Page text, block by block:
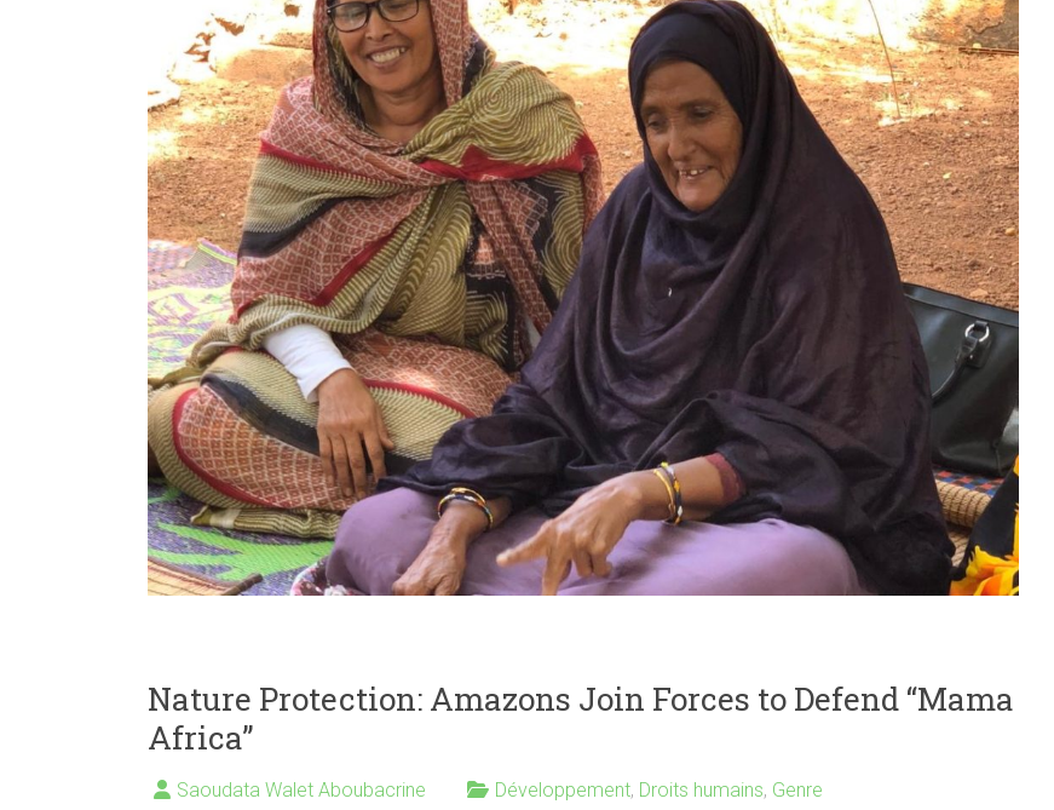
Nature Protection: Amazons Join Forces to Defend “Mama
Africa”
Saoudata Walet Aboubacrine Développement, Droits humains, Genre